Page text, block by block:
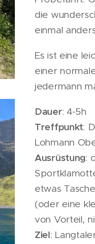
die
einmal
Es ist eine
einer
jedermann
Dauer: 4-5h
Treffpunkt:
Lohmann
Ausrüstung:
etwas
(oder eine
von Vorteil,
Ziel: